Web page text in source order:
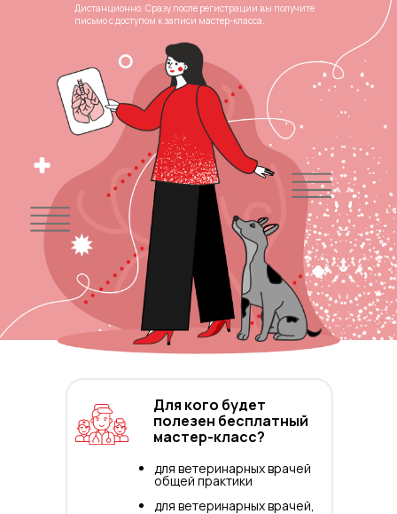
Дистанционно. Сразу после регистрации вы получите
письмо с доступом к записи мастер-класса.
Для кого будет
полезен бесплатный
мастер-класс?
для ветеринарных врачей
общей практики
для ветеринарных врачей,